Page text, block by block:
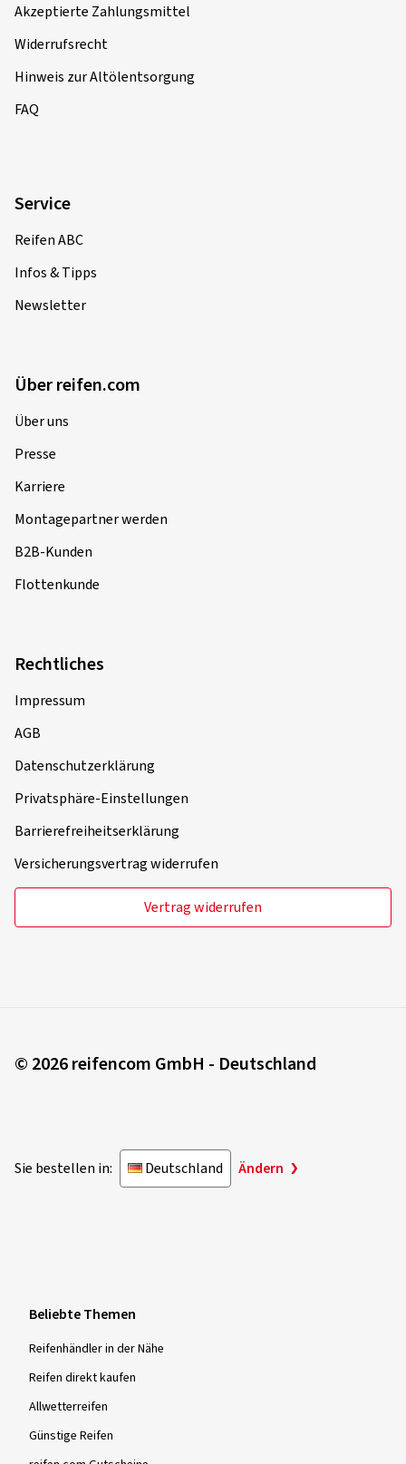
Akzeptierte Zahlungsmittel
Widerrufsrecht
Hinweis zur Altölentsorgung
FAQ
Service
Reifen ABC
Infos & Tipps
Newsletter
Über reifen.com
Über uns
Presse
Karriere
Montagepartner werden
B2B-Kunden
Flottenkunde
Rechtliches
Impressum
AGB
Datenschutzerklärung
Privatsphäre-Einstellungen
Barrierefreiheitserklärung
Versicherungsvertrag widerrufen
Vertrag widerrufen
© 2026 reifencom GmbH - Deutschland
Sie bestellen in: Deutschland Ändern
Beliebte Themen
Reifenhändler in der Nähe
Reifen direkt kaufen
Allwetterreifen
Günstige Reifen